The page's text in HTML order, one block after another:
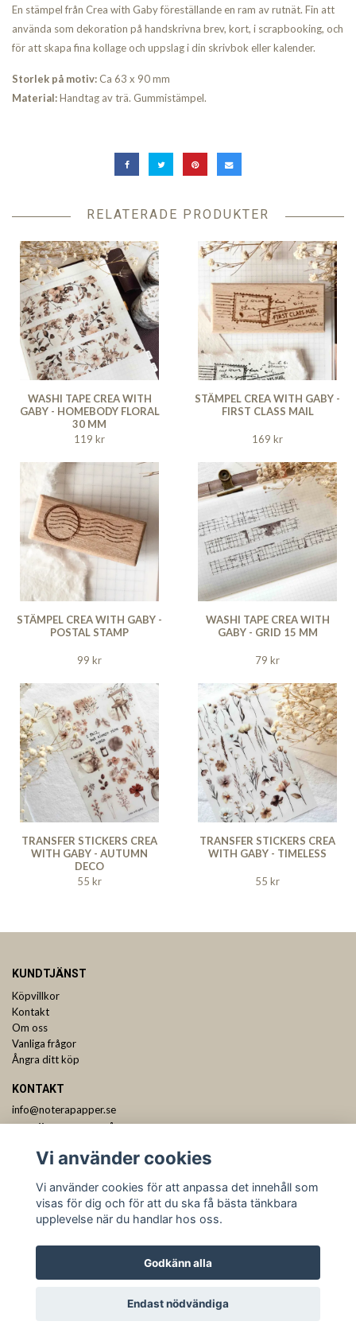
En stämpel från Crea with Gaby föreställande en ram av rutnät. Fin att
använda som dekoration på handskrivna brev, kort, i scrapbooking, och
för att skapa fina kollage och uppslag i din skrivbok eller kalender.
Storlek på motiv:Ca 63 x 90 mm
Material:Handtag av trä. Gummistämpel.
RELATERADE PRODUKTER
WASHI TAPE CREA WITH
GABY - HOMEBODY FLORAL
30 MM
119 kr
STÄMPEL CREA WITH GABY -
FIRST CLASS MAIL
169 kr
STÄMPEL CREA WITH GABY -
POSTAL STAMP
99 kr
WASHI TAPE CREA WITH
GABY - GRID 15 MM
79 kr
TRANSFER STICKERS CREA
WITH GABY - AUTUMN
DECO
55 kr
TRANSFER STICKERS CREA
WITH GABY - TIMELESS
55 kr
KUNDTJÄNST
Köpvillkor
Kontakt
Om oss
Vanliga frågor
Ångra ditt köp
KONTAKT
info@noterapapper.se
© Copyright Notera Pappershandel
Vi använder cookies
Vi använder cookies för att anpassa det innehåll som
visas för dig och för att du ska få bästa tänkbara
upplevelse när du handlar hos oss.
Godkänn alla
Endast nödvändiga